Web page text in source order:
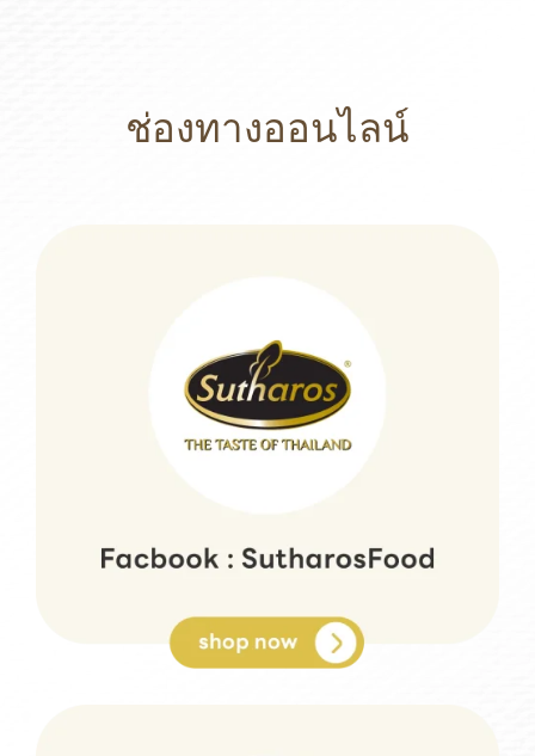
ช่องทางออนไลน์